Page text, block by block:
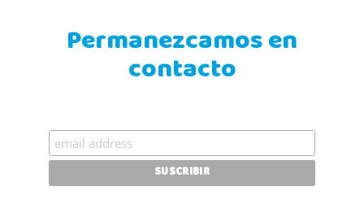
Permanezcamos en
contacto